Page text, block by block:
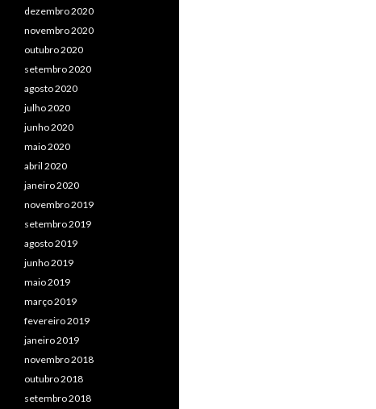
dezembro 2020
novembro 2020
outubro 2020
setembro 2020
agosto 2020
julho 2020
junho 2020
maio 2020
abril 2020
janeiro 2020
novembro 2019
setembro 2019
agosto 2019
junho 2019
maio 2019
março 2019
fevereiro 2019
janeiro 2019
novembro 2018
outubro 2018
setembro 2018